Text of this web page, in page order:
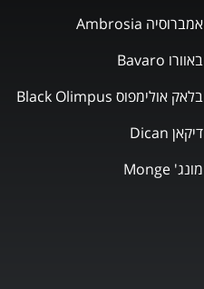
אמברוסיה Ambrosia
באוורו Bavaro
בלאק אולימפוס Black Olimpus
דיקאן Dican
מונג' Monge